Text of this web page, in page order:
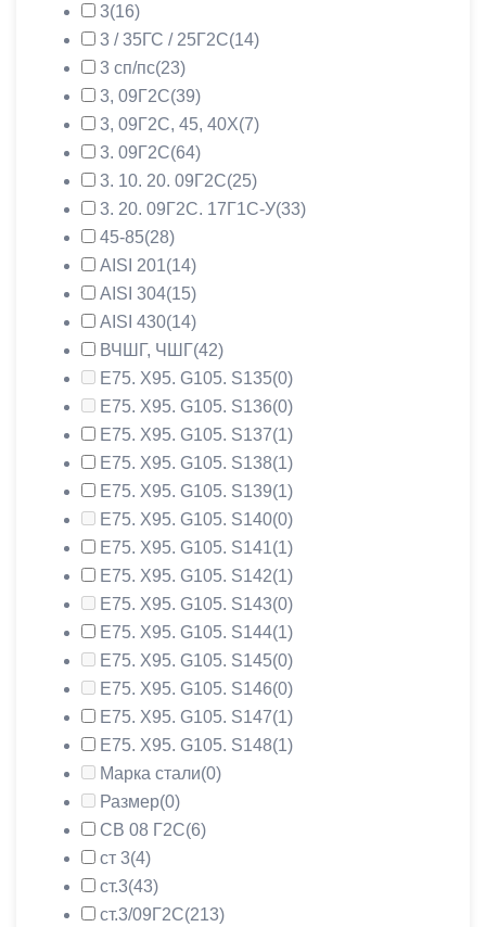
3(16)
3 / 35ГС / 25Г2С(14)
3 сп/пс(23)
3, 09Г2С(39)
3, 09Г2С, 45, 40Х(7)
3. 09Г2С(64)
3. 10. 20. 09Г2С(25)
3. 20. 09Г2С. 17Г1С-У(33)
45-85(28)
AISI 201(14)
AISI 304(15)
AISI 430(14)
ВЧШГ, ЧШГ(42)
Е75. Х95. G105. S135(0)
Е75. Х95. G105. S136(0)
Е75. Х95. G105. S137(1)
Е75. Х95. G105. S138(1)
Е75. Х95. G105. S139(1)
Е75. Х95. G105. S140(0)
Е75. Х95. G105. S141(1)
Е75. Х95. G105. S142(1)
Е75. Х95. G105. S143(0)
Е75. Х95. G105. S144(1)
Е75. Х95. G105. S145(0)
Е75. Х95. G105. S146(0)
Е75. Х95. G105. S147(1)
Е75. Х95. G105. S148(1)
Марка стали(0)
Размер(0)
СВ 08 Г2С(6)
ст 3(4)
ст.3(43)
ст.3/09Г2С(213)